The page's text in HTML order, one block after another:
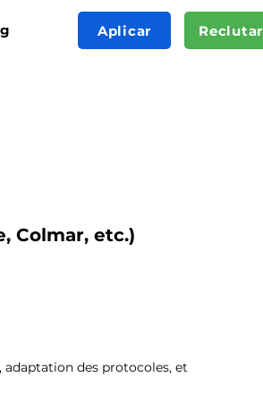
Aplicar Reclutar
Colmar, etc.)
des protocoles, et